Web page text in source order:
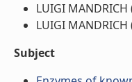
LUIGI
LUIGI
Subject